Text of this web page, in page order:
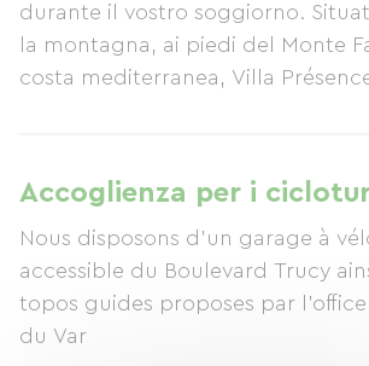
durante il vostro soggiorno.
la montagna, ai piedi del Monte
costa mediterranea, Villa
significa rilassarsi e prendersi
e riflettere, imparare a mangiare
della nostra area benessere con
sale, sala da tè alle erbe,
yoga, sofrologia, naturopatia e
Una colazione sana e deliziosa è
Accoglienza per i
Nous disposons d'un garage à
accessible du Boulevard Trucy ainsi que des
topos guides proposes par
du Var